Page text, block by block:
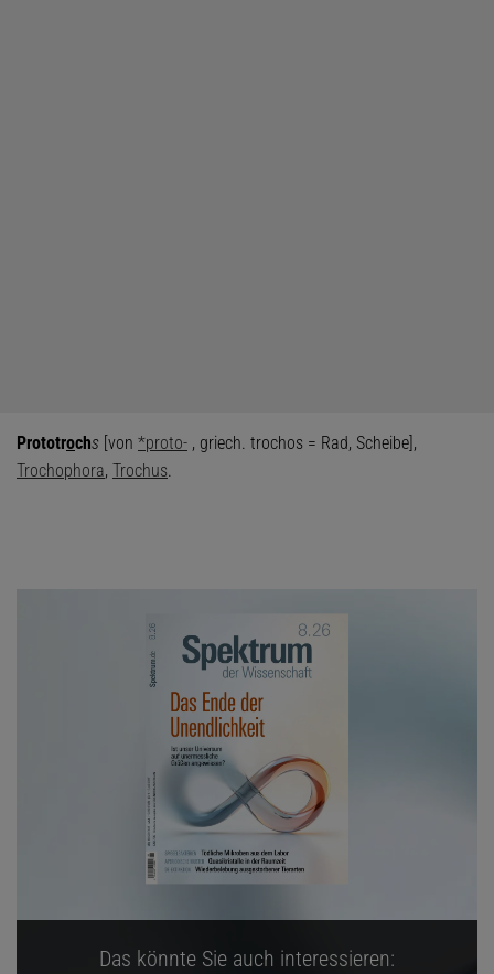
Prototrochs [von *proto- , griech. trochos = Rad, Scheibe],
Trochophora, Trochus.
Das könnte Sie auch interessieren: